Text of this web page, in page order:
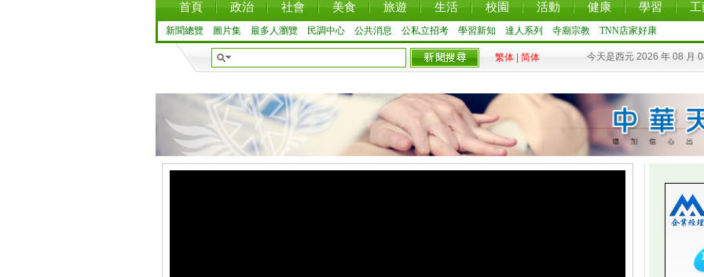
首頁 政治 社會 美食 旅遊 生活 校園 活動 健康 學習 工
新聞總覽 圖片集 最多人瀏覽 民調中心 公共消息 公私立招考 學習新知 達人系列 寺廟宗教 TNN店家好康
繁体 简体 今天是西元 2026 年 08 月